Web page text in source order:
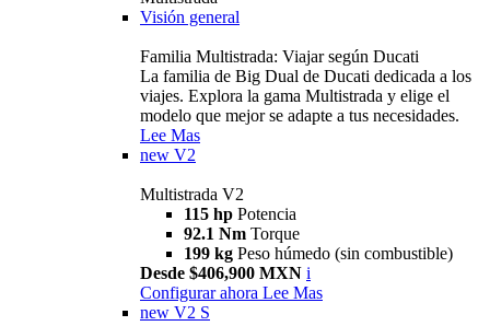
Visión general
Familia Multistrada: Viajar según Ducati
La familia de Big Dual de Ducati dedicada a los
viajes. Explora la gama Multistrada y elige el
modelo que mejor se adapte a tus necesidades.
Lee Mas
new V2
Multistrada V2
115 hp Potencia
92.1 Nm Torque
199 kg Peso húmedo (sin combustible)
Desde $406,900 MXN i
Configurar ahora Lee Mas
new V2 S